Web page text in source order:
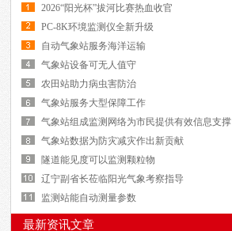
2026“阳光杯”拔河比赛热血收官
PC-8K环境监测仪全新升级
自动气象站服务海洋运输
气象站设备可无人值守
农田站助力病虫害防治
气象站服务大型保障工作
气象站组成监测网络为市民提供有效信息支撑
气象站数据为防灾减灾作出新贡献
隧道能见度可以监测颗粒物
辽宁副省长莅临阳光气象考察指导
监测站能自动测量参数
最新资讯文章